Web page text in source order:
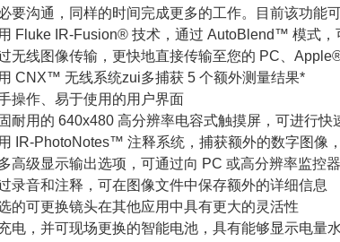
要沟通，同样的时间完成更多的工作。目前该功能
Fluke IR-Fusion® 技术，通过 AutoBlend™ 模式，
无线图像传输，更快地直接传输至您的 PC、
CNX™ 无线系统zui多捕获 5 个额外测量结果*
操作、易于使用的用户界面
耐用的 640x480 高分辨率电容式触摸屏，可进行快
IR-PhotoNotes™ 注释系统，捕获额外的数字图像
高级显示输出选项，可通过向 PC 或高分辨率监控
录音和注释，可在图像文件中保存额外的详细信息
的可更换镜头在其他应用中具有更大的灵活性
电，并可现场更换的智能电池，具有能够显示电量